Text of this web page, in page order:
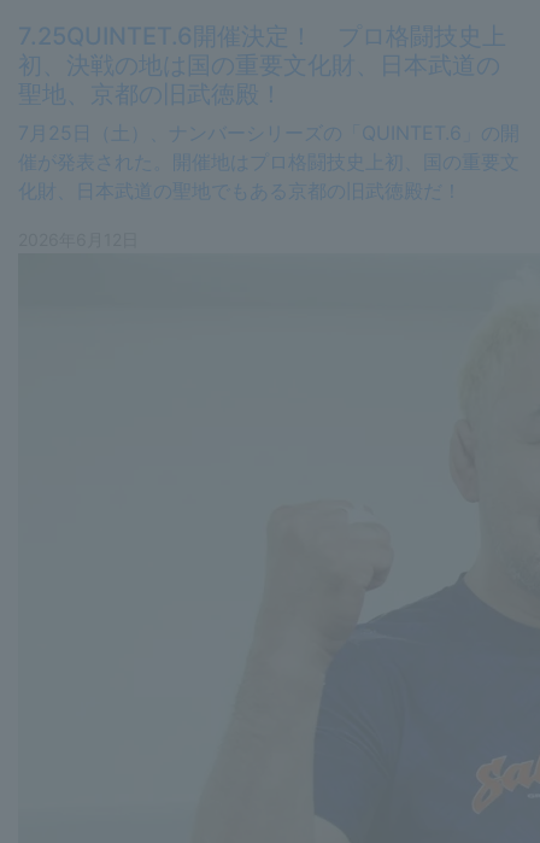
7.25QUINTET.6開催決定！ プロ格闘技史上
初、決戦の地は国の重要文化財、日本武道の
聖地、京都の旧武徳殿！
7月25日（土）、ナンバーシリーズの「QUINTET.6」の開
催が発表された。開催地はプロ格闘技史上初、国の重要文
化財、日本武道の聖地でもある京都の旧武徳殿だ！